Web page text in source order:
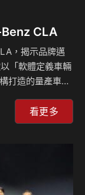
CLA
，揭示品牌邁
「軟體定義車輛
打造的量產車
項國際權威肯
（Car of the Year
。 electric
看更多